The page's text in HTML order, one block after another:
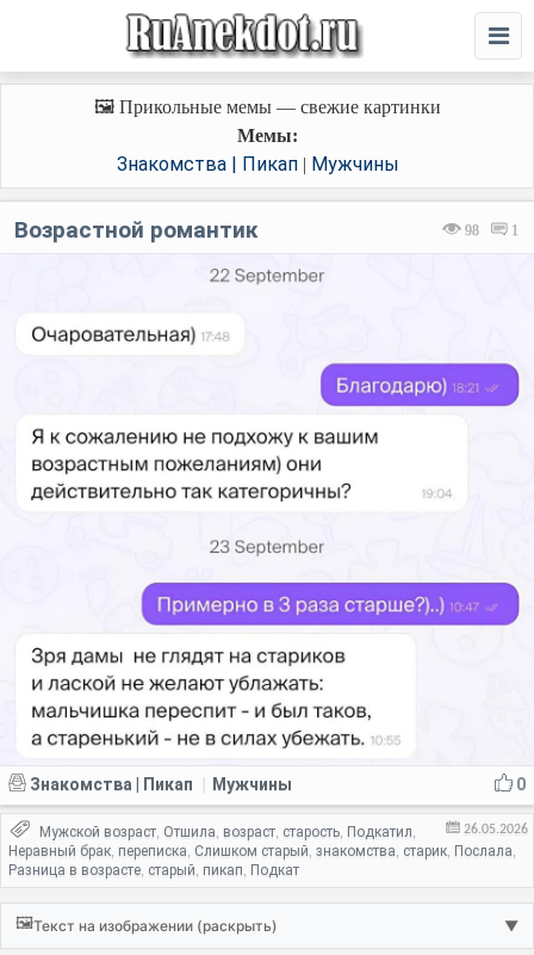
🖼️ Прикольные мемы — свежие картинки
Мемы:
Знакомства | Пикап | Мужчины
98 1
Возрастной романтик
0
Знакомства | Пикап Мужчины
26.05.2026
Мужской возраст, Отшила, возраст, старость, Подкатил,
Неравный брак, переписка, Слишком старый, знакомства, старик, Послала,
Разница в возрасте, старый, пикап, Подкат
🖼️Текст на изображении (раскрыть) ▼